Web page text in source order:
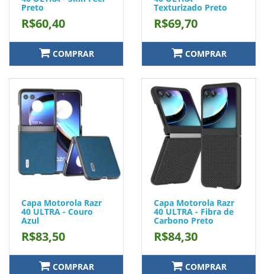
Preto
R$60,40
COMPRAR
Texturizado Preto
R$69,70
COMPRAR
Capa Motorola Razr
40 ULTRA - Couro
Azul
R$83,50
COMPRAR
Capa Motorola Razr
40 ULTRA - Fibra de
Carbono Preto
R$84,30
COMPRAR